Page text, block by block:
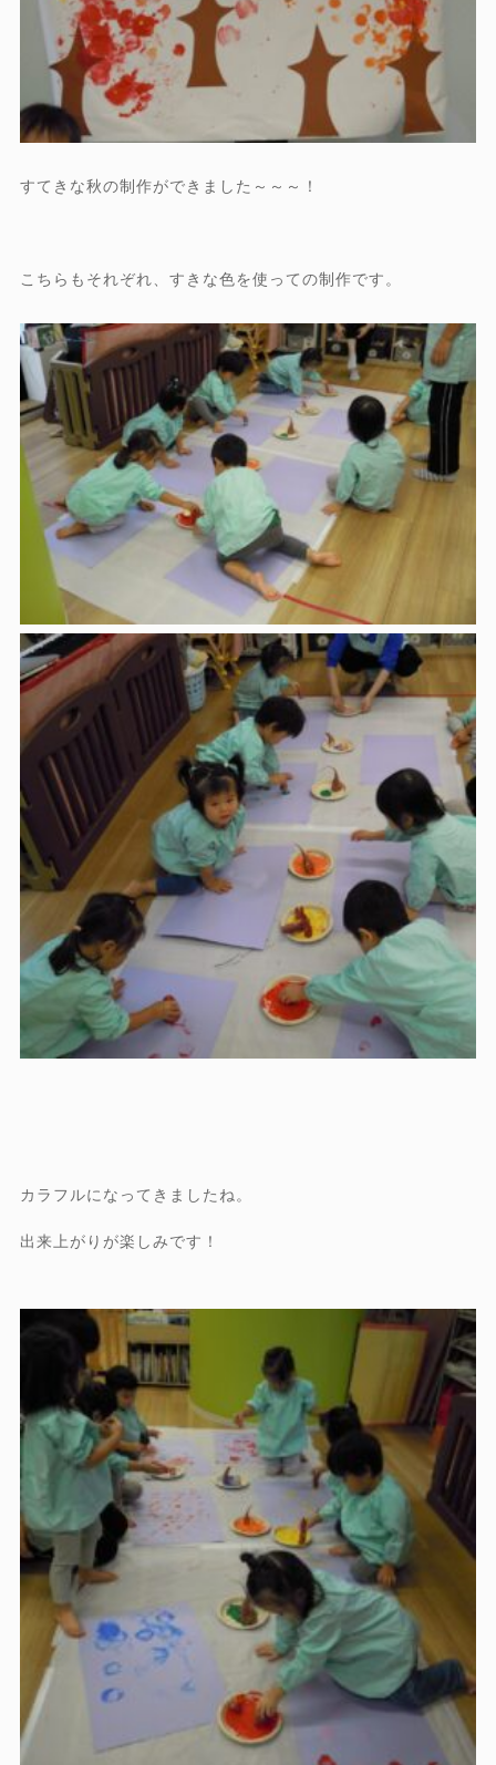
すてきな秋の制作ができました～～～！
こちらもそれぞれ、すきな色を使っての制作です。
カラフルになってきましたね。
出来上がりが楽しみです！